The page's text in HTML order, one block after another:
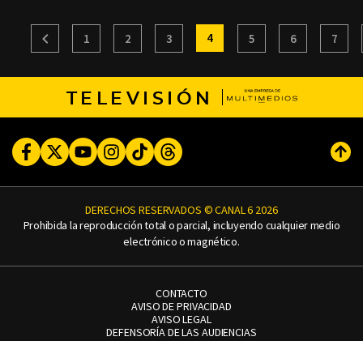
1 2 3 4 5 6 7
TELEVISIÓN
FacebookTwitterYoutubeInstagram
TikTokThreads
DERECHOS RESERVADOS © CANAL 6 2026
Prohibida la reproducción total o parcial, incluyendo cualquier medio
electrónico o magnético.
CONTACTO
AVISO DE PRIVACIDAD
AVISO LEGAL
DEFENSORÍA DE LAS AUDIENCIAS